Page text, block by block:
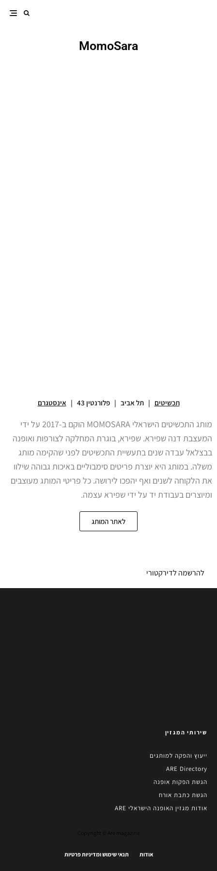
MomoSara
תכשיטים | תל אביב | פלורנטין 43 | אינסטגרם
מותג התכשיטים הישראלי
MOMOSARA הוקם ב-2017 על ידי
המעצבת דנה שפירא. שפירא, בוגרת המחלקה לצורפות ואופנה
בבצלאל עבדה שנים בתעשיית התכשיטים לפני שהקימה מותג
משלה. במותג היא יוצרת פריטים סימבוליים באיכות גבוהה שילוו
את הלקוחה לשנים ואף יהפכו לירושה. כל פריטי המותג מעוצבים
ומיוצרים בעבודת יד על ידי שפירא עצמה.
לאתר המותג
להרשמה לדירקטורי
שירותי המגזין
ייעוץ והפקה למותגים
ARE Directory
הגשת הפקות אופנה
הגשת כתבת אורח
אודות מגזין האופנה הישראלי ARE
Copyright © Are magazine
אודות תנאי שימוש ומדיניות פרטיות